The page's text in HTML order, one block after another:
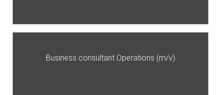
Business consultant Operations (m/v)